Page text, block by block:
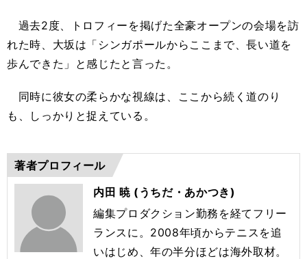
過去2度、トロフィーを掲げた全豪オープンの会場を訪
れた時、大坂は「シンガポールからここまで、長い道を
歩んできた」と感じたと言った。
同時に彼女の柔らかな視線は、ここから続く道のり
も、しっかりと捉えている。
著者プロフィール
内田 暁 (うちだ・あかつき)
編集プロダクション勤務を経てフリー
ランスに。2008年頃からテニスを追
いはじめ、年の半分ほどは海外取材。